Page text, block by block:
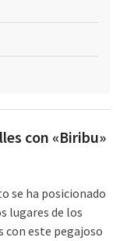
con «Biribu»
se ha posicionado
lugares de los
con este pegajoso